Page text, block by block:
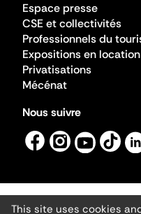
Espace presse
CSE et collectivités
Professionnels du
Expositions en location
Privatisations
Mécénat
Nous suivre
This site uses cookies